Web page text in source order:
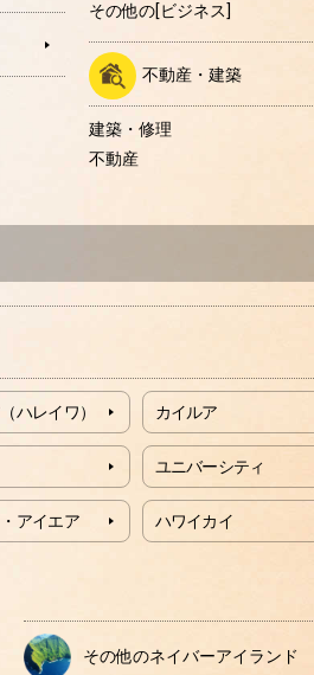
その他の[ビジネス]
不動産・建築
建築・修理
不動産
ハレイワ） カイルア
ユニバーシティ
アイエア ハワイカイ
その他のネイバーアイランド